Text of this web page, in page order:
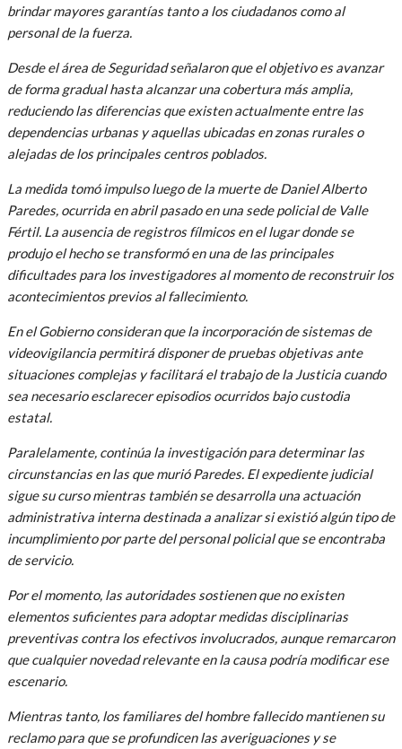
brindar mayores garantías tanto a los ciudadanos como al
personal de la fuerza.
Desde el área de Seguridad señalaron que el objetivo es avanzar
de forma gradual hasta alcanzar una cobertura más amplia,
reduciendo las diferencias que existen actualmente entre las
dependencias urbanas y aquellas ubicadas en zonas rurales o
alejadas de los principales centros poblados.
La medida tomó impulso luego de la muerte de Daniel Alberto
Paredes, ocurrida en abril pasado en una sede policial de Valle
Fértil. La ausencia de registros fílmicos en el lugar donde se
produjo el hecho se transformó en una de las principales
dificultades para los investigadores al momento de reconstruir los
acontecimientos previos al fallecimiento.
En el Gobierno consideran que la incorporación de sistemas de
videovigilancia permitirá disponer de pruebas objetivas ante
situaciones complejas y facilitará el trabajo de la Justicia cuando
sea necesario esclarecer episodios ocurridos bajo custodia
estatal.
Paralelamente, continúa la investigación para determinar las
circunstancias en las que murió Paredes. El expediente judicial
sigue su curso mientras también se desarrolla una actuación
administrativa interna destinada a analizar si existió algún tipo de
incumplimiento por parte del personal policial que se encontraba
de servicio.
Por el momento, las autoridades sostienen que no existen
elementos suficientes para adoptar medidas disciplinarias
preventivas contra los efectivos involucrados, aunque remarcaron
que cualquier novedad relevante en la causa podría modificar ese
escenario.
Mientras tanto, los familiares del hombre fallecido mantienen su
reclamo para que se profundicen las averiguaciones y se